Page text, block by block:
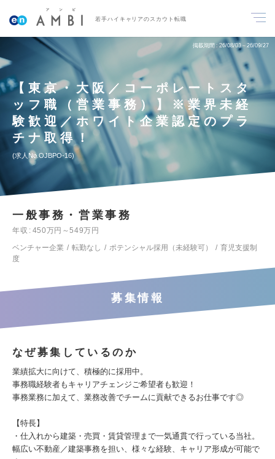
若手ハイキャリアのスカウト転職
掲載期間 26/08/03～26/09/27
【東京・大阪／コーポレートスタ
ッフ職（営業事務）】※業界未経
験歓迎／ホワイト企業認定のプラ
チナ取得！
求人No.OJBPO-16
一般事務・営業事務
年収
450万円～549万円
ベンチャー企業
転勤なし ポテンシャル採用（未経験可）
育児支援制
度
募集情報
なぜ募集しているのか
業績拡大に向けて、積極的に採用中。
事務職経験者もキャリアチェンジご希望者も歓迎！
事務業務に加えて、業務改善でチームに貢献できるお仕事です◎
【特長】
・仕入れから建築・売買・賃貸管理まで一気通貫で行っている当社。
幅広い不動産／建築事務を担い、様々な経験、キャリア形成が可能で